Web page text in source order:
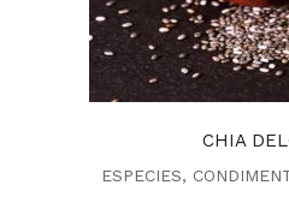
CHIA
ESPECIES,